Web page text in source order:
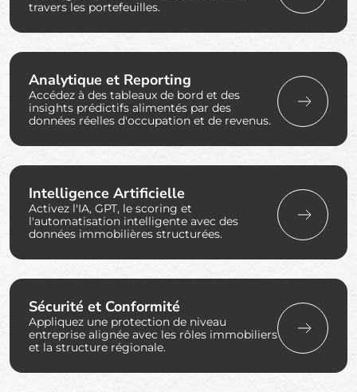
travers les portefeuilles.
Analytique et Reporting
Accédez à des tableaux de bord et des
insights prédictifs alimentés par des
données réelles d'occupation et de revenus.
Intelligence Artificielle
Activez l'IA, GPT, le scoring et
l'automatisation intelligente avec des
données immobilières structurées.
Sécurité et Conformité
Appliquez une protection de niveau
entreprise alignée avec les rôles immobiliers
et la structure régionale.